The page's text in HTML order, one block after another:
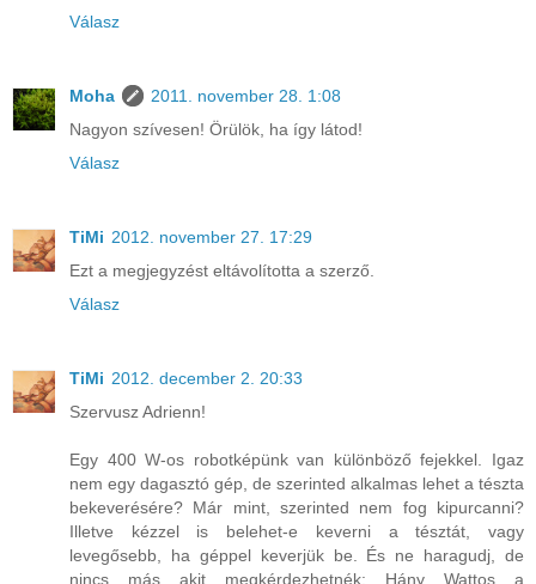
Válasz
Moha
2011. november 28. 1:08
Nagyon szívesen! Örülök, ha így látod!
Válasz
TiMi 2012. november 27. 17:29
Ezt a megjegyzést eltávolította a szerző.
Válasz
TiMi 2012. december 2. 20:33
Szervusz Adrienn!
Egy 400 W-os robotképünk van különböző fejekkel. Igaz
nem egy dagasztó gép, de szerinted alkalmas lehet a tészta
bekeverésére? Már mint, szerinted nem fog kipurcanni?
Illetve kézzel is belehet-e keverni a tésztát, vagy
levegősebb, ha géppel keverjük be. És ne haragudj, de
nincs más akit megkérdezhetnék: Hány Wattos a